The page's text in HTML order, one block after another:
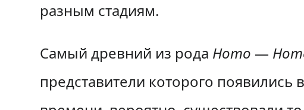
разным стадиям.
Самый древний из рода Homo —
представители которого